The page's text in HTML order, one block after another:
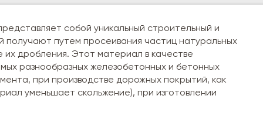
собой уникальный строительный и
получают путем просеивания частиц натуральных
дробления. Этот материал в качестве
разнообразных железобетонных и бетонных
при производстве дорожных покрытий, как
уменьшает скольжение), при изготовлении